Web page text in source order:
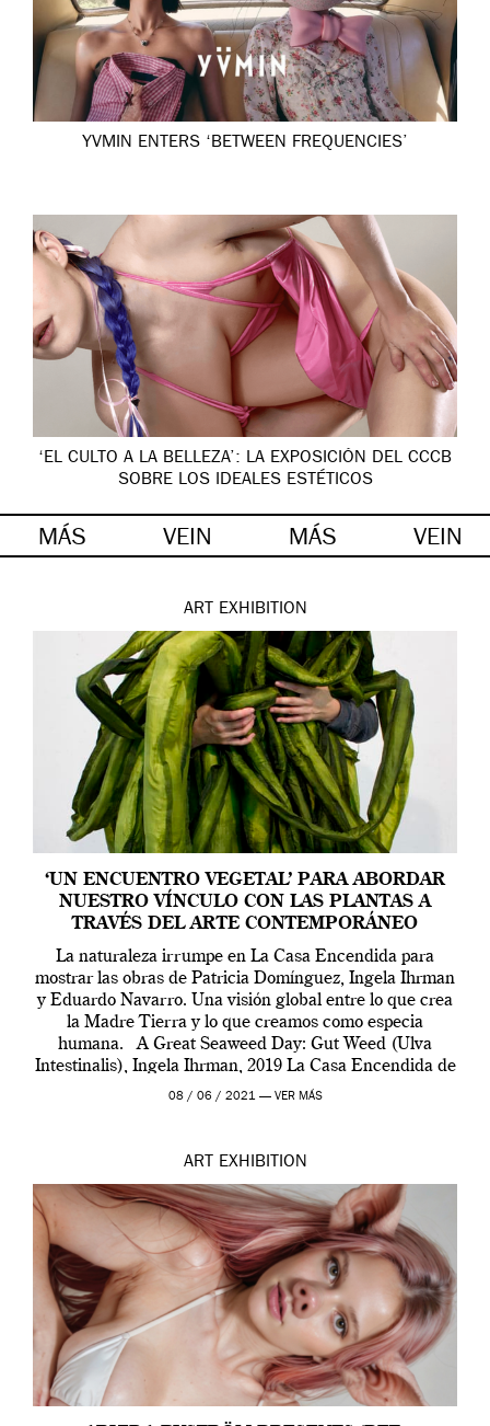
YVMIN ENTERS ‘BETWEEN FREQUENCIES’
‘EL CULTO A LA BELLEZA’: LA EXPOSICIÓN DEL CCCB
SOBRE LOS IDEALES ESTÉTICOS
MÁS VEIN MÁS VEIN
ART EXHIBITION
‘UN ENCUENTRO VEGETAL’ PARA ABORDAR
NUESTRO VÍNCULO CON LAS PLANTAS A
TRAVÉS DEL ARTE CONTEMPORÁNEO
La naturaleza irrumpe en La Casa Encendida para
mostrar las obras de Patricia Domínguez, Ingela Ihrman
y Eduardo Navarro. Una visión global entre lo que crea
la Madre Tierra y lo que creamos como especia
humana. A Great Seaweed Day: Gut Weed (Ulva
Intestinalis), Ingela Ihrman, 2019 La Casa Encendida de
Madrid y la Wellcome […]
08 / 06 / 2021 — VER MÁS
ART EXHIBITION